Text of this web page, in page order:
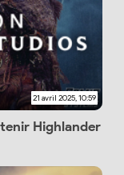
21 avril 2025, 10:59
Highlander